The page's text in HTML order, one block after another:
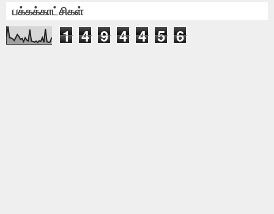
பக்கக்காட்சிகள்
1 4 9 4 4 5 6